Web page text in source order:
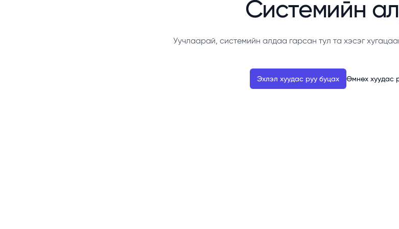
Системийн
Уучлаарай, системийн алдаа гарсан тул та хэсэг
Эхлэл хуудас руу буцах Өмнөх хуудас